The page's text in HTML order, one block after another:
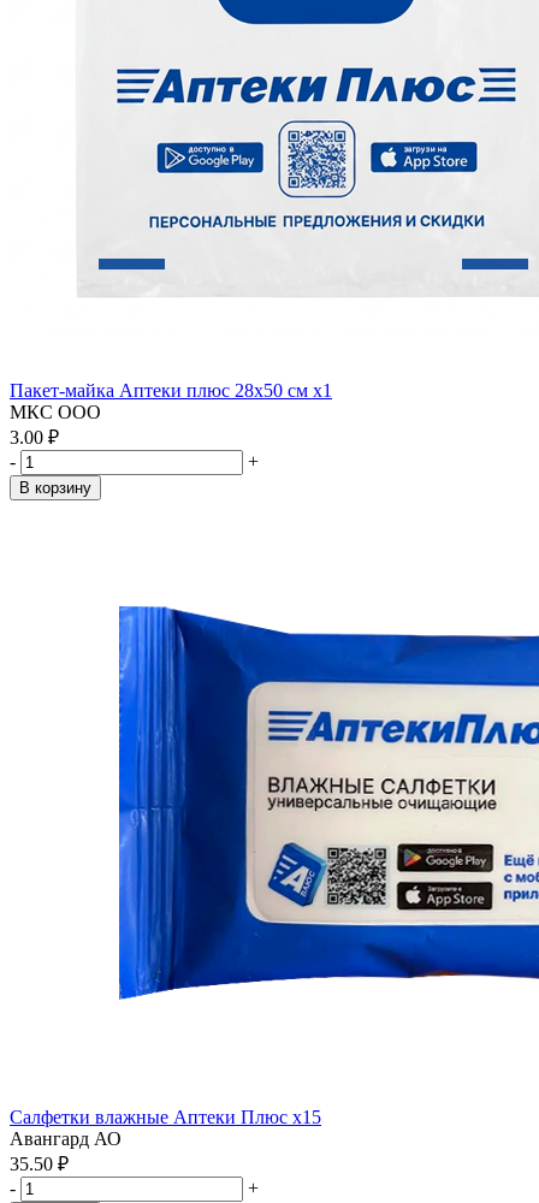
Пакет-майка Аптеки плюс 28х50 см x1
МКС ООО
3.00 ₽
-
+
В корзину
Салфетки влажные Аптеки Плюс x15
Авангард АО
35.50 ₽
-
+